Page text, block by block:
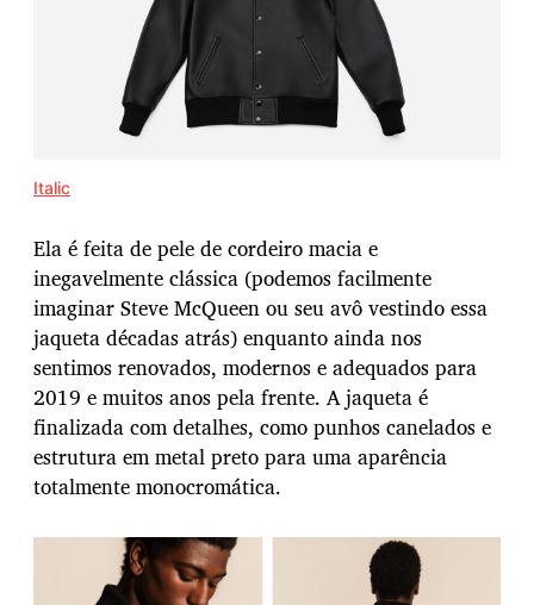
Italic
Ela é feita de pele de cordeiro macia e
inegavelmente clássica (podemos facilmente
imaginar Steve McQueen ou seu avô vestindo essa
jaqueta décadas atrás) enquanto ainda nos
sentimos renovados, modernos e adequados para
2019 e muitos anos pela frente. A jaqueta é
finalizada com detalhes, como punhos canelados e
estrutura em metal preto para uma aparência
totalmente monocromática.